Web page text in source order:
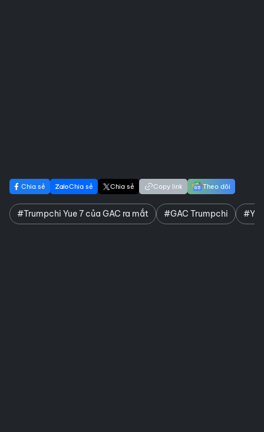
Chia sẻ Chia sẻ Chia sẻ Copy link Theo dõi
#Trumpchi Yue 7 của GAC ra mắt #GAC Trumpchi